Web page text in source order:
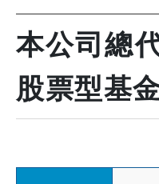
本公司總
股票型基